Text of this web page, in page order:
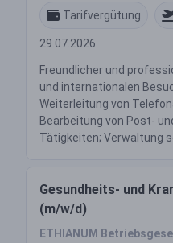
Tarifvergütung
29.07.2026
Freundlicher und
und internationalen
Weiterleitung von
Bearbeitung von Post-
Tätigkeiten; Verwaltung
Gesundheits- und
(m/w/d)
ETHIANUM